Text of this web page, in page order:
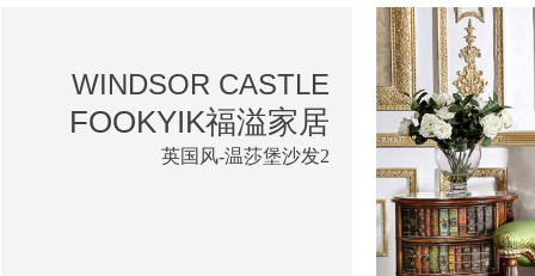
WINDSOR CASTLE
FOOKYIK福溢家居
英国风-温莎堡沙发2